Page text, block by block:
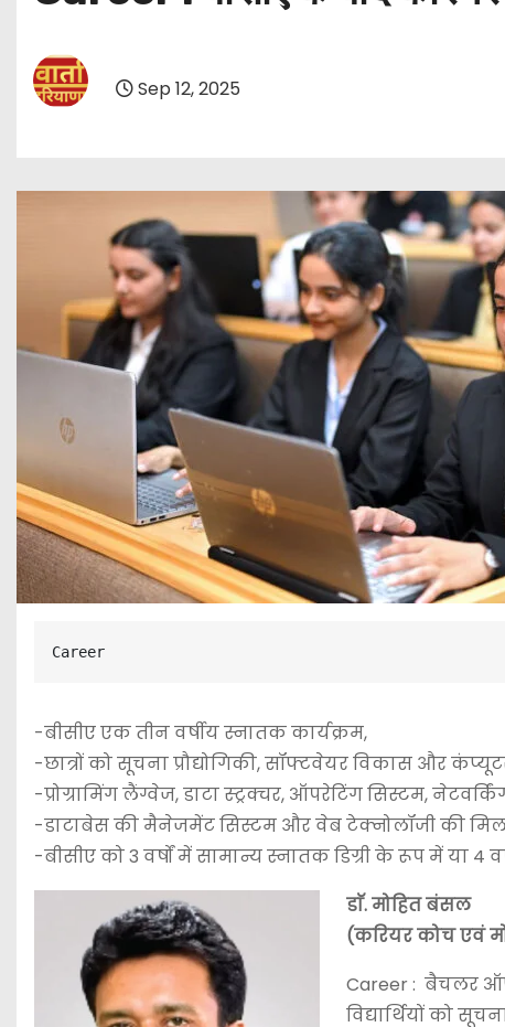
Sep 12, 2025
Career
-बीसीए एक तीन वर्षीय स्नातक कार्यक्रम,
-छात्रों को सूचना प्रौद्योगिकी, सॉफ्टवेयर विकास और
-प्रोग्रामिंग लैंग्वेज, डाटा स्ट्रक्चर, ऑपरेटिंग सिस्टम,
-डाटाबेस की मैनेजमेंट सिस्टम और वेब टेक्नोलॉजी की
-बीसीए को 3 वर्षों में सामान्य स्नातक डिग्री के रूप में या
डाॅ. मोहित बंसल
(करियर कोच एवं
Career : बैचलर
विद्यार्थियों को